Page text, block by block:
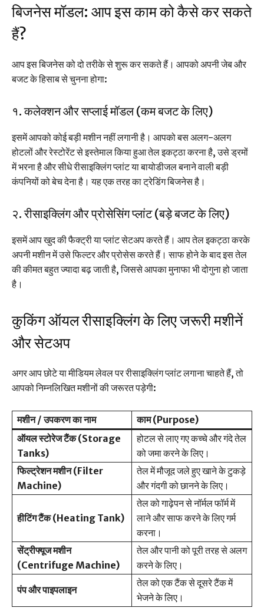
बिजनेस मॉडल: आप इस काम को कैसे कर सकते
हैं?
आप इस बिजनेस को दो तरीके से शुरू कर सकते हैं। आपको अपनी जेब और
बजट के हिसाब से चुनना होगा:
१. कलेक्शन और सप्लाई मॉडल (कम बजट के लिए)
इसमें आपको कोई बड़ी मशीन नहीं लगानी है। आपको बस अलग-अलग
होटलों और रेस्टोरेंट से इस्तेमाल किया हुआ तेल इकट्ठा करना है, उसे ड्रमों
में भरना है और सीधे रीसाइक्लिंग प्लांट या बायोडीजल बनाने वाली बड़ी
कंपनियों को बेच देना है। यह एक तरह का ट्रेडिंग बिजनेस है।
२. रीसाइक्लिंग और प्रोसेसिंग प्लांट (बड़े बजट के लिए)
इसमें आप खुद की फैक्ट्री या प्लांट सेटअप करते हैं। आप तेल इकट्ठा करके
अपनी मशीन में उसे फिल्टर और प्रोसेस करते हैं। साफ होने के बाद इस तेल
की कीमत बहुत ज्यादा बढ़ जाती है, जिससे आपका मुनाफा भी दोगुना हो जाता
है।
कुकिंग ऑयल रीसाइक्लिंग के लिए जरूरी मशीनें
और सेटअप
अगर आप छोटे या मीडियम लेवल पर रीसाइक्लिंग प्लांट लगाना चाहते हैं, तो
आपको निम्नलिखित मशीनों की जरूरत पड़ेगी:
मशीन / उपकरण का नाम
काम (Purpose)
ऑयल स्टोरेज टैंक (Storage
Tanks)
होटल से लाए गए कच्चे और गंदे तेल
को जमा करने के लिए।
फिल्ट्रेशन मशीन (Filter
Machine)
तेल में मौजूद जले हुए खाने के टुकड़े
और गंदगी को छानने के लिए।
हीटिंग टैंक (Heating Tank)
तेल को गाढ़ेपन से नॉर्मल फॉर्म में
लाने और साफ करने के लिए गर्म
करना।
सेंट्रीफ्यूज मशीन
(Centrifuge Machine)
तेल और पानी को पूरी तरह से अलग
करने के लिए।
पंप और पाइपलाइन
तेल को एक टैंक से दूसरे टैंक में
भेजने के लिए।